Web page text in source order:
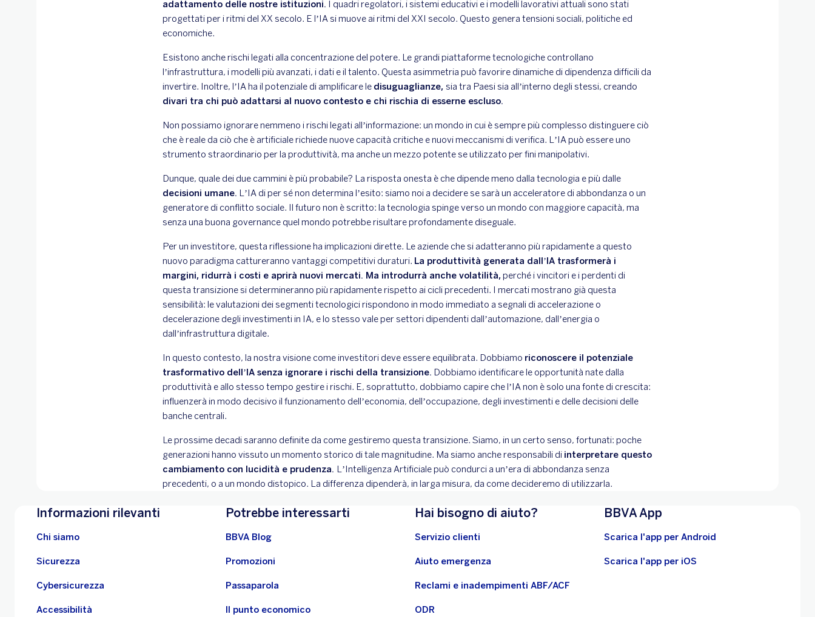
adattamento delle nostre istituzioni. I quadri regolatori, i sistemi educativi e i modelli lavorativi attuali sono stati
progettati per i ritmi del XX secolo. E l’IA si muove ai ritmi del XXI secolo. Questo genera tensioni sociali, politiche ed
economiche.
Esistono anche rischi legati alla concentrazione del potere. Le grandi piattaforme tecnologiche controllano
l’infrastruttura, i modelli più avanzati, i dati e il talento. Questa asimmetria può favorire dinamiche di dipendenza difficili da
invertire. Inoltre, l’IA ha il potenziale di amplificare le disuguaglianze, sia tra Paesi sia all’interno degli stessi, creando
divari tra chi può adattarsi al nuovo contesto e chi rischia di esserne escluso.
Non possiamo ignorare nemmeno i rischi legati all’informazione: un mondo in cui è sempre più complesso distinguere ciò
che è reale da ciò che è artificiale richiede nuove capacità critiche e nuovi meccanismi di verifica. L’IA può essere uno
strumento straordinario per la produttività, ma anche un mezzo potente se utilizzato per fini manipolativi.
Dunque, quale dei due cammini è più probabile? La risposta onesta è che dipende meno dalla tecnologia e più dalle
decisioni umane. L’IA di per sé non determina l’esito: siamo noi a decidere se sarà un acceleratore di abbondanza o un
generatore di conflitto sociale. Il futuro non è scritto: la tecnologia spinge verso un mondo con maggiore capacità, ma
senza una buona governance quel mondo potrebbe risultare profondamente diseguale.
Per un investitore, questa riflessione ha implicazioni dirette. Le aziende che si adatteranno più rapidamente a questo
nuovo paradigma cattureranno vantaggi competitivi duraturi. La produttività generata dall’IA trasformerà i
margini, ridurrà i costi e aprirà nuovi mercati. Ma introdurrà anche volatilità,perché i vincitori e i perdenti di
questa transizione si determineranno più rapidamente rispetto ai cicli precedenti. I mercati mostrano già questa
sensibilità: le valutazioni dei segmenti tecnologici rispondono in modo immediato a segnali di accelerazione o
decelerazione degli investimenti in IA, e lo stesso vale per settori dipendenti dall’automazione, dall’energia o
dall’infrastruttura digitale.
In questo contesto, la nostra visione come investitori deve essere equilibrata. Dobbiamo riconoscere il potenziale
trasformativo dell’IA senza ignorare i rischi della transizione. Dobbiamo identificare le opportunità nate dalla
produttività e allo stesso tempo gestire i rischi. E, soprattutto, dobbiamo capire che l’IA non è solo una fonte di crescita:
influenzerà in modo decisivo il funzionamento dell’economia, dell’occupazione, degli investimenti e delle decisioni delle
banche centrali.
Le prossime decadi saranno definite da come gestiremo questa transizione. Siamo, in un certo senso, fortunati: poche
generazioni hanno vissuto un momento storico di tale magnitudine. Ma siamo anche responsabili di interpretare questo
cambiamento con lucidità e prudenza. L’Intelligenza Artificiale può condurci a un’era di abbondanza senza
precedenti, o a un mondo distopico. La differenza dipenderà, in larga misura, da come decideremo di utilizzarla.
Informazioni rilevanti
Chi siamo
Sicurezza
Cybersicurezza
Accessibilità
Potrebbe interessarti
BBVA Blog
Promozioni
Passaparola
Il punto economico
Hai bisogno di aiuto?
Servizio clienti
Aiuto emergenza
Reclami e inadempimenti ABF/ACF
ODR
BBVA App
Scarica l'app per Android
Scarica l'app per iOS